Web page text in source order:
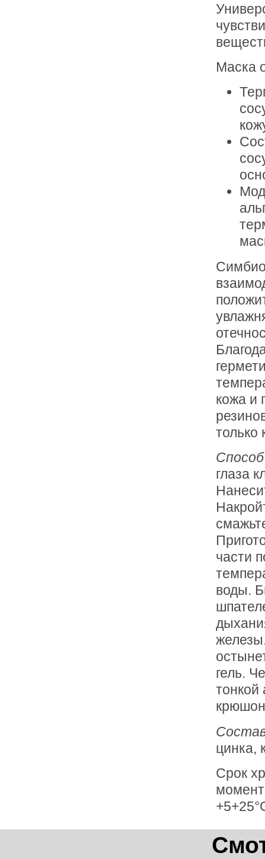
Маска
кожа и
только
глаза
части
воды.
гель.
тонкой
цинка,
Срок